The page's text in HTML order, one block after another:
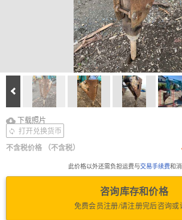
Prev
下载照片
下载照片
不含税价格 （不含税）
打开兑换货币
此价格以外还需负担运费与交易手续费和消
咨询库存和价格
免费会员注册/请注册完后咨询或